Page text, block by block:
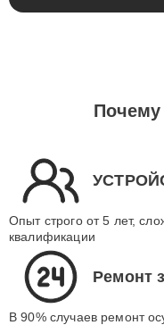
Опыт строго от 5 лет,
квалификации
Ремонт
В 90% случаев ремонт